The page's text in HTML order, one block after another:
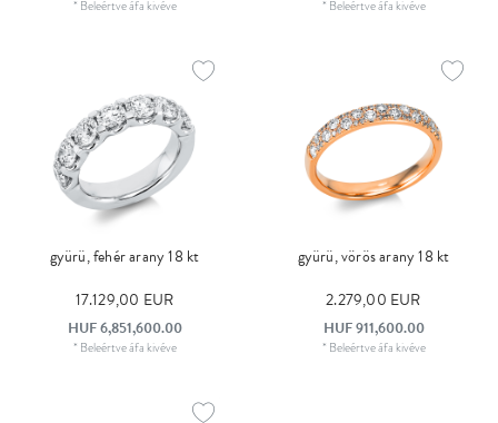
* Beleértve áfa kivéve * Beleértve áfa kivéve
gyürü, fehér arany 18 kt
17.129,00 EUR
HUF 6,851,600.00
* Beleértve áfa kivéve
gyürü, vörös arany 18 kt
2.279,00 EUR
HUF 911,600.00
* Beleértve áfa kivéve